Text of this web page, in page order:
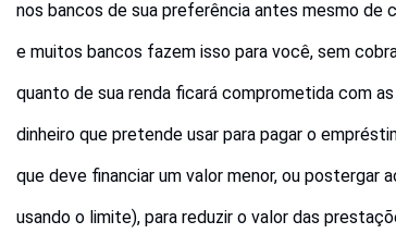
nos bancos de sua preferência antes mesmo de
e muitos bancos fazem isso para você, sem
quanto de sua renda ficará comprometida com
dinheiro que pretende usar para pagar o
que deve financiar um valor menor, ou postergar
usando o limite), para reduzir o valor das